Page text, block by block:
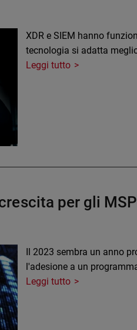
XDR e SIEM hanno
tecnologia si adatta
Leggi tutto
per gli
Il 2023 sembra un anno
l'adesione a un
Leggi tutto